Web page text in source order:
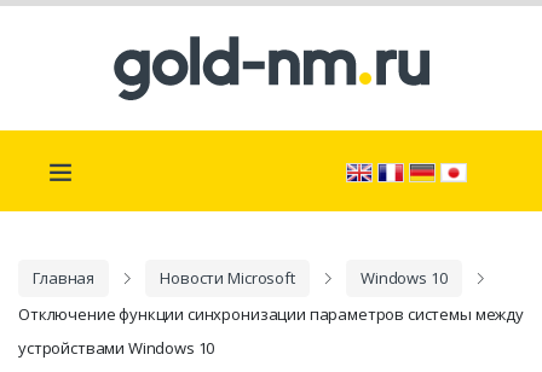
Главная Новости Microsoft
Windows 10
Отключение функции синхронизации параметров системы между
устройствами Windows 10